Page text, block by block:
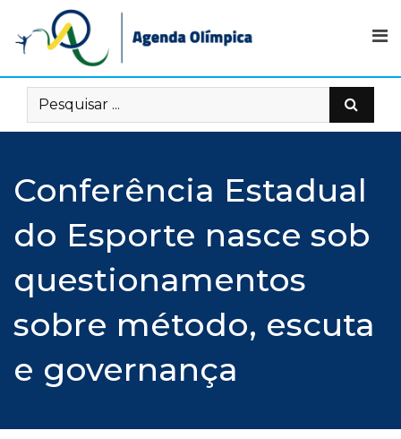
content
Conferência Estadual
do Esporte nasce sob
questionamentos
sobre método, escuta
e governança